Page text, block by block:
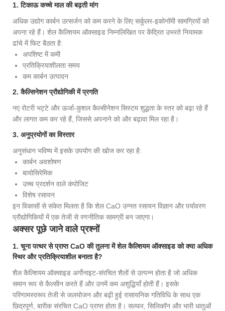
1. टिकाऊ कच्चे माल की बढ़ती मांग
अधिक उद्योग कार्बन उत्सर्जन को कम करने के लिए सर्कुलर-इकोनॉमी सामग्रियों को
अपना रहे हैं। शेल कैल्शियम ऑक्साइड निम्नलिखित पर केंद्रित उभरते नियामक
ढांचे में फिट बैठता है:
अपशिष्ट में कमी
प्रतिक्रियाशीलता समय
कम कार्बन उत्पादन
2. कैल्सिनेशन प्रौद्योगिकी में प्रगति
नए रोटरी भट्टे और ऊर्जा-कुशल कैल्सीनेशन सिस्टम शुद्धता के स्तर को बढ़ा रहे हैं
और लागत कम कर रहे हैं, जिससे अपनाने को और बढ़ावा मिल रहा है।
3. अनुप्रयोगों का विस्तार
अनुसंधान भविष्य में इसके उपयोग की खोज कर रहा है:
कार्बन अवशोषण
बायोसिरेमिक
उच्च प्रदर्शन वाले कंपोजिट
विशेष रसायन
इन विकासों से संकेत मिलता है कि शेल CaO उन्नत रसायन विज्ञान और पर्यावरण
प्रौद्योगिकियों में एक तेजी से रणनीतिक सामग्री बन जाएगा।
अक्सर पूछे जाने वाले प्रश्नों
1. चूना पत्थर से प्राप्त CaO की तुलना में शेल कैल्शियम ऑक्साइड को क्या अधिक
स्थिर और प्रतिक्रियाशील बनाता है?
शैल कैल्शियम ऑक्साइड अर्गोनाइट-संरचित शैलों से उत्पन्न होता है जो अधिक
समान रूप से कैल्सीन करते हैं और उनमें कम अशुद्धियाँ होती हैं। इसके
परिणामस्वरूप तेजी से जलयोजन और बढ़ी हुई रासायनिक गतिविधि के साथ एक
छिद्रपूर्ण, बारीक संरचित CaO प्राप्त होता है। सल्फर, सिलिकॉन और भारी धातुओं